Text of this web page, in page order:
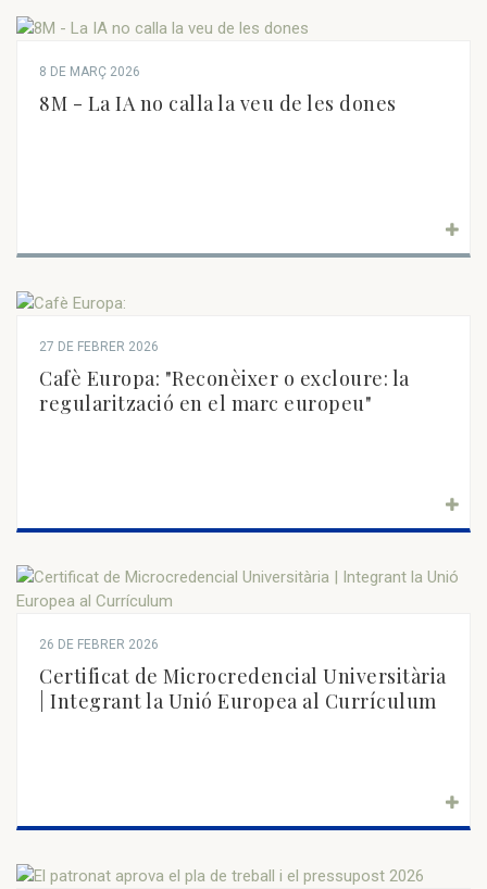
8 DE MARÇ 2026
8M - La IA no calla la veu de les dones
27 DE FEBRER 2026
Cafè Europa: "Reconèixer o excloure: la
regularització en el marc europeu"
26 DE FEBRER 2026
Certificat de Microcredencial Universitària
| Integrant la Unió Europea al Currículum